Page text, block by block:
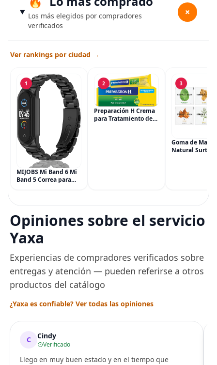
Los más elegidos por compradores
verificados
+
Ver rankings por ciudad →
1
MIJOBS Mi Band 6 Mi
Band 5 Correa para
de metal para Mi
Smart Band 6
2
Preparación H Crema
para Tratamiento de
3
Goma de
Natural
Opiniones sobre el servicio
Yaxa
Experiencias de compradores verificados sobre
entregas y atención — pueden referirse a otros
productos del catálogo
¿Yaxa es confiable? Ver todas las opiniones
C Cindy
Verificado
Llego en muy buen estado y en el tiempo que